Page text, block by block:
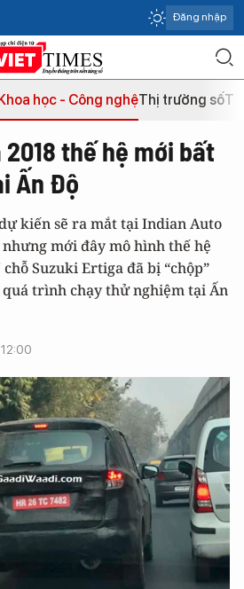
Đăng nhập
học - Công nghệThị trường số
thế hệ mới bất
Ấn Độ
kiến sẽ ra mắt tại Indian Auto
mới đây mô hình thế hệ
Suzuki Ertiga đã bị “chộp”
trình chạy thử nghiệm tại Ấn